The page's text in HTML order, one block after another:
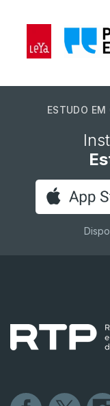
ESTUDO EM